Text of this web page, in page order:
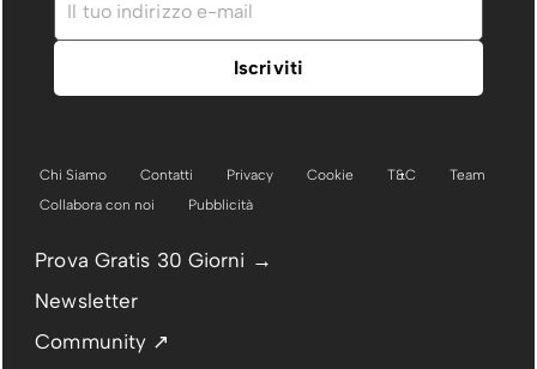
Chi Siamo Contatti Privacy Cookie T&C
Team
Collabora con noi
Pubblicità
Prova Gratis 30 Giorni →
Newsletter
Community ↗